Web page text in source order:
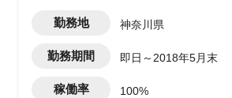
勤務地 神奈川県
勤務期間 即日～2018年5月末
稼働率 100%